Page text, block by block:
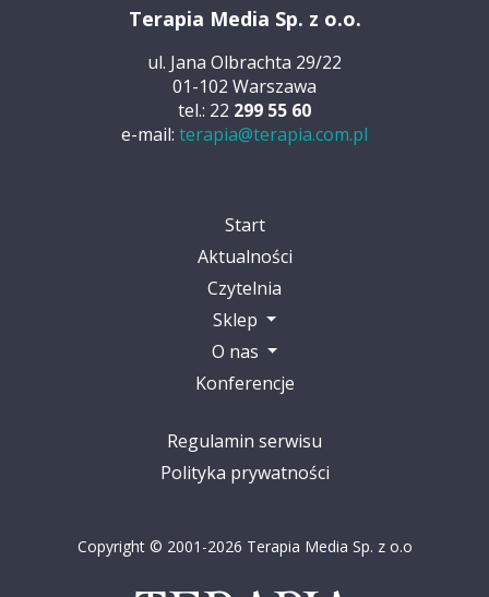
Terapia Media Sp. z o.o.
ul. Jana Olbrachta 29/22
01-102 Warszawa
tel.: 22 299 55 60
e-mail: terapia@terapia.com.pl
Start
Aktualności
Czytelnia
Sklep
O nas
Konferencje
Regulamin serwisu
Polityka prywatności
Copyright © 2001-2026 Terapia Media Sp. z o.o